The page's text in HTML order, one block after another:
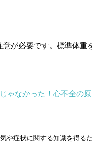
が必要です。標準体重
ゃなかった！心不全の原
や症状に関する知識を得る